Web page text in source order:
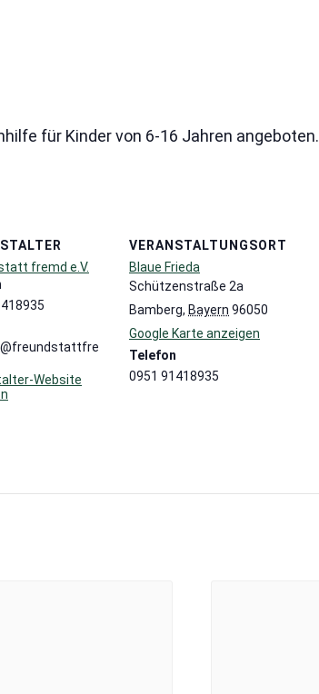
für Kinder von 6-16 Jahren angeboten.
fremd e.V.
Website
VERANSTALTUNGSORT
Blaue Frieda
Schützenstraße 2a
Bamberg, Bayern 96050
Google Karte anzeigen
Telefon
0951 91418935